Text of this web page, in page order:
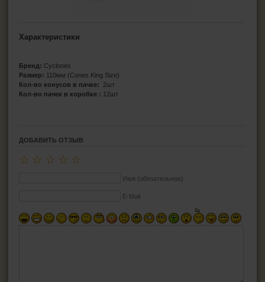
Характеристики
Бренд: Cyclones
Размер: 110мм (Cones King Size)
Кол-во конусов в пачке: 2шт
Кол-во пачек в коробке : 12шт
ДОБАВИТЬ ОТЗЫВ
☆
☆
☆
☆
☆
Имя (обязательное)
E-Mail